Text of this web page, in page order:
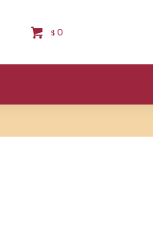
$ 0